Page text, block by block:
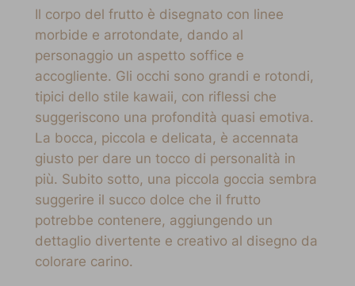
Il corpo del frutto è disegnato con linee
morbide e arrotondate, dando al
personaggio un aspetto soffice e
accogliente. Gli occhi sono grandi e rotondi,
tipici dello stile kawaii, con riflessi che
suggeriscono una profondità quasi emotiva.
La bocca, piccola e delicata, è accennata
giusto per dare un tocco di personalità in
più. Subito sotto, una piccola goccia sembra
suggerire il succo dolce che il frutto
potrebbe contenere, aggiungendo un
dettaglio divertente e creativo al disegno da
colorare carino.